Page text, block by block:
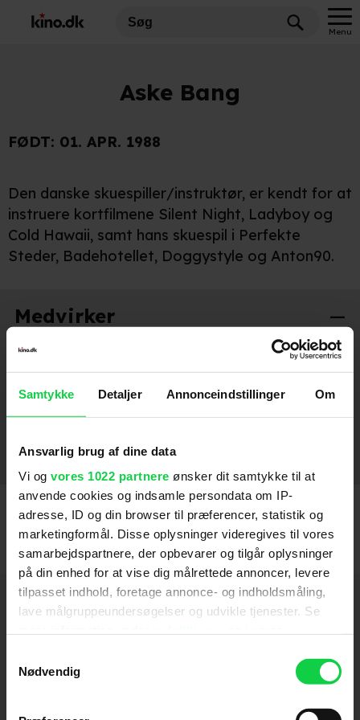
Samtykke Detaljer Annonceindstillinger Om
Ansvarlig brug af dine data
Vi og vores 1022 partnere ønsker dit samtykke til at
anvende cookies og indsamle persondata om IP-
adresse, ID og din browser til præferencer, statistik og
marketingformål. Disse oplysninger videregives til vores
samarbejdspartnere, der opbevarer og tilgår oplysninger
på din enhed for at vise dig målrettede annoncer, levere
tilpasset indhold, foretage annonce- og indholdsmåling,
lave målgruppeundersøgelser og udvikle tjenester. Se
tilbage eller ændre indstillinger fra vores
"Cookiedeklaration", eller ved at trykke på "Privacy
Nødvendig
Menu
Aske Bang
FØDT: 01. APR. 1988
Den danske skuespiller/instruktør, er kendt for at
instruere kortfilmene Silent Night, Ladyboy og
Cold Hawaii, samt hans skuespil i Perfekte
Steder, Badehotellet, Doggystyle og Anton90.
Medvirker
Velkommen på månen
Instruktion
Stemmer
Roselil og Stentrolden 2023
Hold dig opdateret
Kino.dks